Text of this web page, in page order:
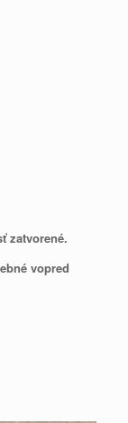
zatvorené.
vopred